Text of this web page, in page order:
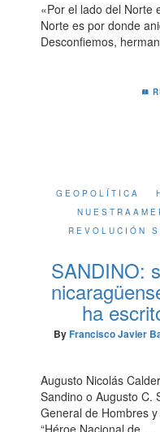
«Por el lado del Norte
Norte es por donde
Desconfiemos,
GEOPOLÍTICA
REVOLUCIÓN
SANDINO:
ha
ByFrancisco Javier
Augusto Nicolás
Sandino o Augusto C.
General de Hombres
“Héroe Nacional de…